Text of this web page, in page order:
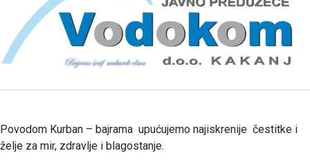
Povodom Kurban – bajrama upućujemo najiskrenije čestitke i
želje za mir, zdravlje i blagostanje.